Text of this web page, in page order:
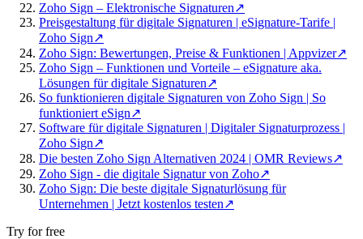
Zoho Sign – Elektronische Signaturen↗
Preisgestaltung für digitale Signaturen | eSignature-Tarife |
Zoho Sign↗
Zoho Sign: Bewertungen, Preise & Funktionen | Appvizer↗
Zoho Sign – Funktionen und Vorteile – eSignature aka.
Lösungen für digitale Signaturen↗
So funktionieren digitale Signaturen von Zoho Sign | So
funktioniert eSign↗
Software für digitale Signaturen | Digitaler Signaturprozess |
Zoho Sign↗
Die besten Zoho Sign Alternativen 2024 | OMR Reviews↗
Zoho Sign - die digitale Signatur von Zoho↗
Zoho Sign: Die beste digitale Signaturlösung für
Unternehmen | Jetzt kostenlos testen↗
Try for free